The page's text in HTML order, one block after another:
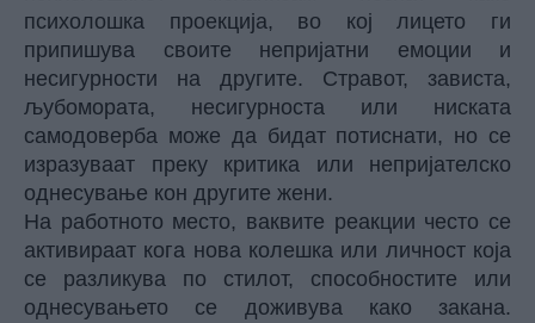
психолошка проекција, во кој лицето ги
припишува своите непријатни емоции и
несигурности на другите. Стравот, зависта,
љубомората, несигурноста или ниската
самодоверба може да бидат потиснати, но се
изразуваат преку критика или непријателско
однесување кон другите жени.
На работното место, ваквите реакции често се
активираат кога нова колешка или личност која
се разликува по стилот, способностите или
однесувањето се доживува како закана.